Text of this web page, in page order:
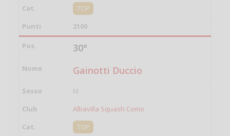
TOP
2100
30°
Gainotti Duccio
M
Albavilla Squash Como
TOP